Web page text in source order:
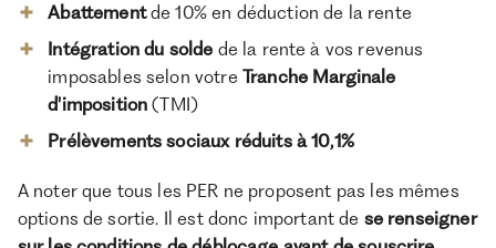
Abattementde 10% en déduction de la rente
Intégration du solde de la rente à vos revenus
imposables selon votre Tranche Marginale
d'imposition (TMI)
Prélèvements sociaux réduits à 10,1%
A noter que tous les PER ne proposent pas les mêmes
options de sortie. Il est donc important de se renseigner